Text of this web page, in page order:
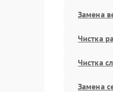
Замена
Чистка
Чистка
Замена